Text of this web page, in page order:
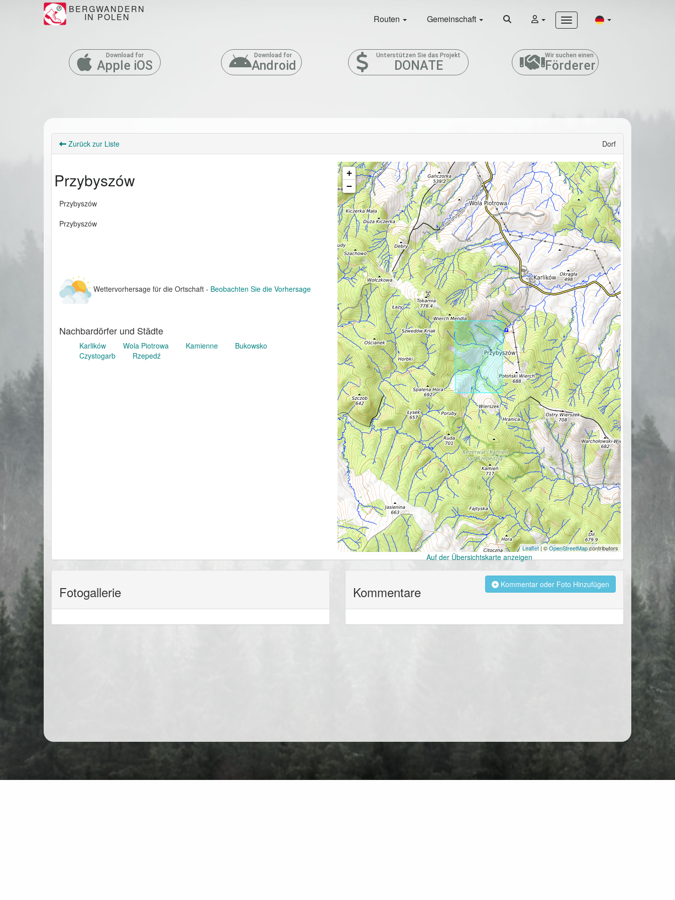
BERGWANDERN
IN POLEN Routen Gemeinschaft
Download for
Apple iOS
Download for
Android
Unterstützen Sie das Projekt
DONATE
Wir suchen einen
Förderer
Zurück zur Liste Dorf
Przybyszów
Przybyszów
Przybyszów
Wettervorhersage für die Ortschaft - Beobachten Sie die Vorhersage
Nachbardörfer und Städte
Karlików Wola Piotrowa Kamienne
Bukowsko
Czystogarb
Rzepedź
+
−
Leaflet| ©OpenStreetMapcontributors
Auf der Übersichtskarte anzeigen
Fotogallerie Kommentare Kommentar oder Foto Hinzufügen